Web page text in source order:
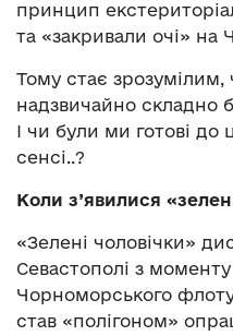
принцип
та «закривали очі»
Тому стає зрозумілим,
надзвичайно складно
І чи були ми готові до
сенсі..?
Коли з’явилися
«Зелені чоловічки»
Севастополі з
Чорноморського
став «полігоном»